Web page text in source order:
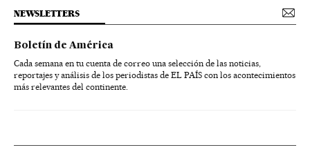
NEWSLETTERS
Boletín de América
Cada semana en tu cuenta de correo una selección de las noticias,
reportajes y análisis de los periodistas de EL PAÍS con los acontecimientos
más relevantes del continente.